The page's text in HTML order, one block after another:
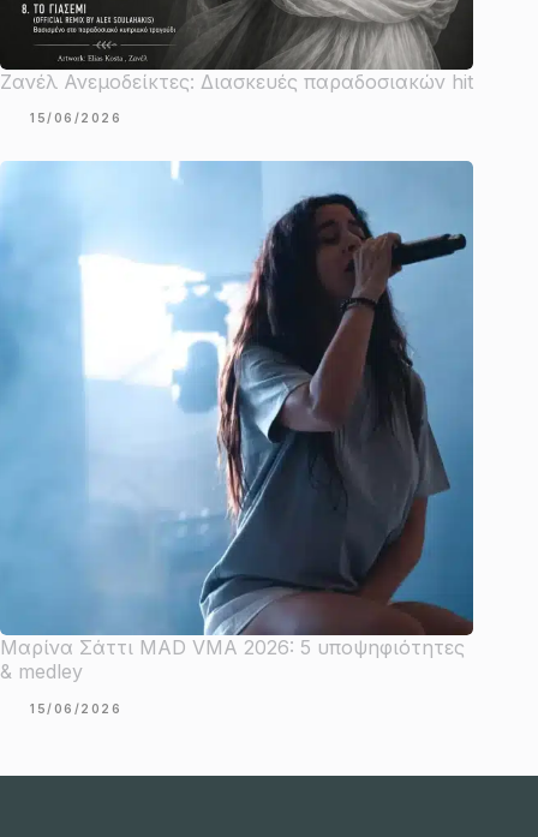
Ζανέλ Ανεμοδείκτες: Διασκευές παραδοσιακών hit
15/06/2026
Μαρίνα Σάττι MAD VMA 2026: 5 υποψηφιότητες
& medley
15/06/2026